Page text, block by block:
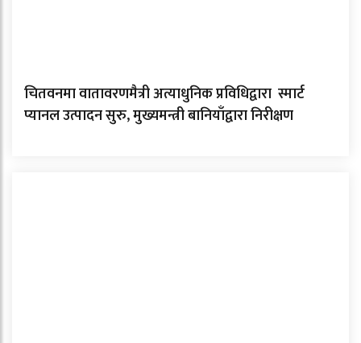
चितवनमा वातावरणमैत्री अत्याधुनिक प्रविधिद्वारा स्मार्ट
प्यानल उत्पादन सुरु, मुख्यमन्त्री बानियाँद्वारा निरीक्षण